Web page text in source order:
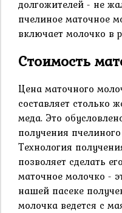
долгожителей - не
пчелиное маточное
включает молочко в
Стоимость
Цена маточного
составляет столько
меда. Это
получения
Технология
позволяет сделать
маточное молочко -
нашей пасеке
молочка ведется с